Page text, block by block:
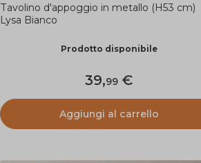
Tavolino d'appoggio in metallo (H53 cm)
Lysa Bianco
Prodotto disponibile
39,99
Aggiungi al carrello